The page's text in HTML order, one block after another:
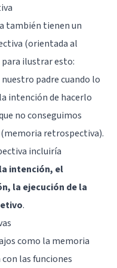
también tienen un
(orientada al
para ilustrar esto:
padre cuando lo
intención de hacerlo
no conseguimos
retrospectiva).
incluiría
intención, el
la ejecución de la
.
como la memoria
lasfunciones